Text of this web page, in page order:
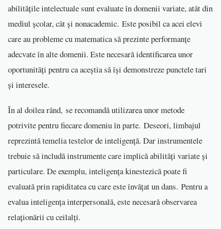
abilitățile intelectuale sunt evaluate în domenii variate, atât din
mediul școlar, cât și nonacademic. Este posibil ca acei elevi
care au probleme cu matematica să prezinte performanțe
adecvate în alte domenii. Este necesară identificarea unor
oportunități pentru ca aceștia să își demonstreze punctele tari
și interesele.
În al doilea rând, se recomandă utilizarea unor metode
potrivite pentru fiecare domeniu în parte. Deseori, limbajul
reprezintă temelia testelor de inteligență. Dar instrumentele
trebuie să includă instrumente care implică abilități variate și
particulare. De exemplu, inteligența kinestezică poate fi
evaluată prin rapiditatea cu care este învățat un dans. Pentru a
evalua inteligența interpersonală, este necesară observarea
relaționării cu ceilalți.